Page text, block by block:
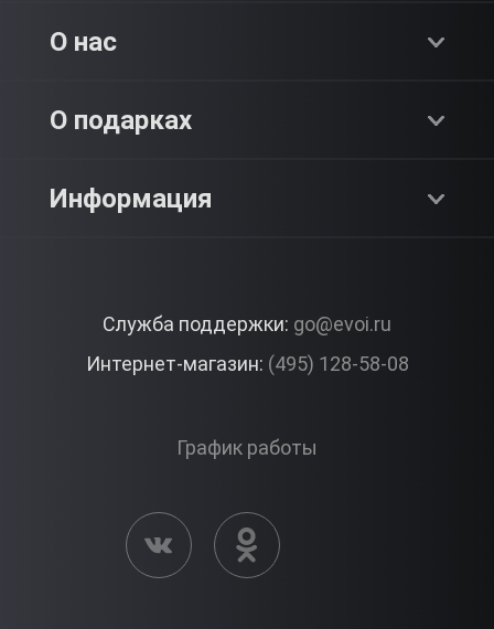
Premium
О нас
О компании
Контакты
О подарках
Как это работает?
Вопросы и ответы
Информация
Корпоративные подарки
Активация сертификата
Служба поддержки: go@evoi.ru
Интернет-магазин: (495) 128-58-08
График работы